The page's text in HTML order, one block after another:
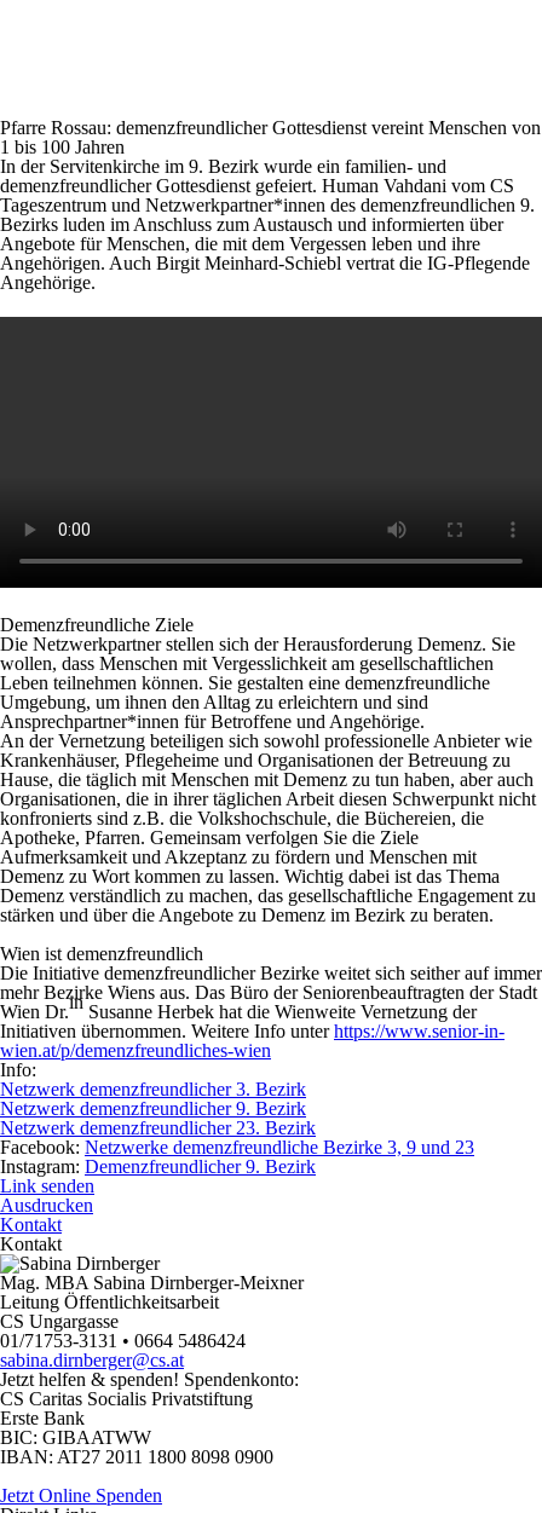
Pfarre Rossau: demenzfreundlicher Gottesdienst vereint Menschen von
1 bis 100 Jahren
In der Servitenkirche im 9. Bezirk wurde ein familien- und
demenzfreundlicher Gottesdienst gefeiert. Human Vahdani vom CS
Tageszentrum und Netzwerkpartner*innen des demenzfreundlichen 9.
Bezirks luden im Anschluss zum Austausch und informierten über
Angebote für Menschen, die mit dem Vergessen leben und ihre
Angehörigen. Auch Birgit Meinhard-Schiebl vertrat die IG-Pflegende
Angehörige.
Demenzfreundliche Ziele
Die Netzwerkpartner stellen sich der Herausforderung Demenz. Sie
wollen, dass Menschen mit Vergesslichkeit am gesellschaftlichen
Leben teilnehmen können. Sie gestalten eine demenzfreundliche
Umgebung, um ihnen den Alltag zu erleichtern und sind
Ansprechpartner*innen für Betroffene und Angehörige.
An der Vernetzung beteiligen sich sowohl professionelle Anbieter wie
Krankenhäuser, Pflegeheime und Organisationen der Betreuung zu
Hause, die täglich mit Menschen mit Demenz zu tun haben, aber auch
Organisationen, die in ihrer täglichen Arbeit diesen Schwerpunkt nicht
konfronierts sind z.B. die Volkshochschule, die Büchereien, die
Apotheke, Pfarren. Gemeinsam verfolgen Sie die Ziele
Aufmerksamkeit und Akzeptanz zu fördern und Menschen mit
Demenz zu Wort kommen zu lassen. Wichtig dabei ist das Thema
Demenz verständlich zu machen, das gesellschaftliche Engagement zu
stärken und über die Angebote zu Demenz im Bezirk zu beraten.
Wien ist demenzfreundlich
Die Initiative demenzfreundlicher Bezirke weitet sich seither auf immer
mehr Bezirke Wiens aus. Das Büro der Seniorenbeauftragten der Stadt
Wien Dr.in Susanne Herbek hat die Wienweite Vernetzung der
Initiativen übernommen. Weitere Info unterhttps://www.senior-in-
wien.at/p/demenzfreundliches-wien
Info:
Netzwerk demenzfreundlicher 3. Bezirk
Netzwerk demenzfreundlicher 9. Bezirk
Netzwerk demenzfreundlicher 23. Bezirk
Facebook: Netzwerke demenzfreundliche Bezirke 3, 9 und 23
Instagram: Demenzfreundlicher 9. Bezirk
Link senden
Ausdrucken
Kontakt
Kontakt
Mag. MBA Sabina Dirnberger-Meixner
Leitung Öffentlichkeitsarbeit
CS Ungargasse
01/71753-3131 • 0664 5486424
sabina.dirnberger@cs.at
Jetzt helfen & spenden! Spendenkonto:
CS Caritas Socialis Privatstiftung
Erste Bank
BIC: GIBAATWW
IBAN: AT27 2011 1800 8098 0900
Jetzt Online Spenden